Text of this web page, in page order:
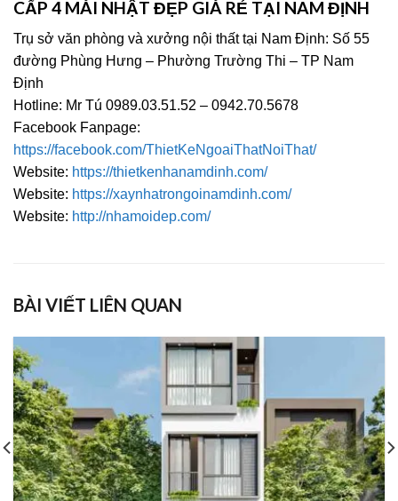
CẤP 4 MÁI NHẬT ĐẸP GIÁ RẺ TẠI NAM ĐỊNH
Trụ sở văn phòng và xưởng nội thất tại Nam Định: Số 55
đường Phùng Hưng – Phường Trường Thi – TP Nam
Định
Hotline: Mr Tú 0989.03.51.52 – 0942.70.5678
Facebook Fanpage:
https://facebook.com/ThietKeNgoaiThatNoiThat/
Website: https://thietkenhanamdinh.com/
Website: https://xaynhatrongoinamdinh.com/
Website: http://nhamoidep.com/
BÀI VIẾT LIÊN QUAN